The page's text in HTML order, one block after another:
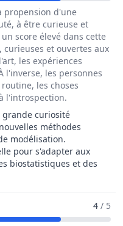
propension d'une
à être curieuse et
score élevé dans cette
et ouvertes aux
les expériences
l'inverse, les personnes
les choses
l'introspection.
grande curiosité
méthodes
modélisation.
pour s'adapter aux
biostatistiques et des
De Biostatisticien /
4 / 5